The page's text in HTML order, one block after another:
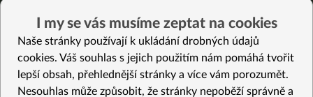
Čokoládové muffiny s mangovým krémem
Meruňky a jablka v citrónovém želé
Rýže a quinoa se zeleninou na oregánu
I my se vás musíme zeptat na cookies
Naše stránky používají k ukládání drobných údajů
cookies. Váš souhlas s jejich použitím nám pomáhá tvořit
lepší obsah, přehlednější stránky a více vám porozumět.
Nesouhlas může způsobit, že stránky nepoběží správně a